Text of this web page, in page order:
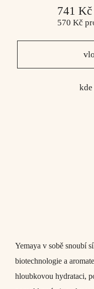
741 Kč
570 Kč
kde
Yemaya v sobě snoubí
biotechnologie a
hloubkovou hydrataci,